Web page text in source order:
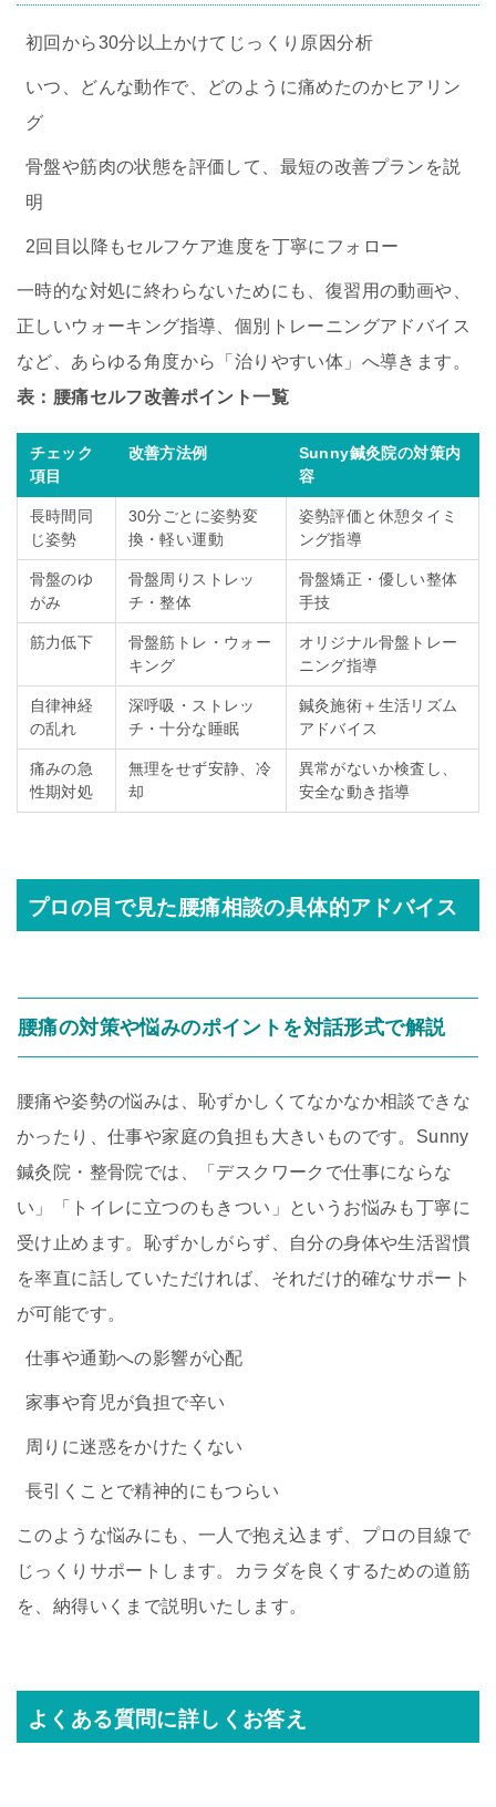
初回から30分以上かけてじっくり原因分析
いつ、どんな動作で、どのように痛めたのかヒアリン
グ
骨盤や筋肉の状態を評価して、最短の改善プランを説
明
2回目以降もセルフケア進度を丁寧にフォロー
一時的な対処に終わらないためにも、復習用の動画や、
正しいウォーキング指導、個別トレーニングアドバイス
など、あらゆる角度から「治りやすい体」へ導きます。
表：腰痛セルフ改善ポイント一覧
チェック
項目
改善方法例
Sunny鍼灸院の対策内
容
長時間同
じ姿勢
30分ごとに姿勢変
換・軽い運動
姿勢評価と休憩タイミ
ング指導
骨盤のゆ
がみ
骨盤周りストレッ
チ・整体
骨盤矯正・優しい整体
手技
筋力低下
骨盤筋トレ・ウォー
キング
オリジナル骨盤トレー
ニング指導
自律神経
の乱れ
深呼吸・ストレッ
チ・十分な睡眠
鍼灸施術＋生活リズム
アドバイス
痛みの急
性期対処
無理をせず安静、冷
却
異常がないか検査し、
安全な動き指導
プロの目で見た腰痛相談の具体的アドバイス
腰痛の対策や悩みのポイントを対話形式で解説
腰痛や姿勢の悩みは、恥ずかしくてなかなか相談できな
かったり、仕事や家庭の負担も大きいものです。Sunny
鍼灸院・整骨院では、「デスクワークで仕事にならな
い」「トイレに立つのもきつい」というお悩みも丁寧に
受け止めます。恥ずかしがらず、自分の身体や生活習慣
を率直に話していただければ、それだけ的確なサポート
が可能です。
仕事や通勤への影響が心配
家事や育児が負担で辛い
周りに迷惑をかけたくない
長引くことで精神的にもつらい
このような悩みにも、一人で抱え込まず、プロの目線で
じっくりサポートします。カラダを良くするための道筋
を、納得いくまで説明いたします。
よくある質問に詳しくお答え